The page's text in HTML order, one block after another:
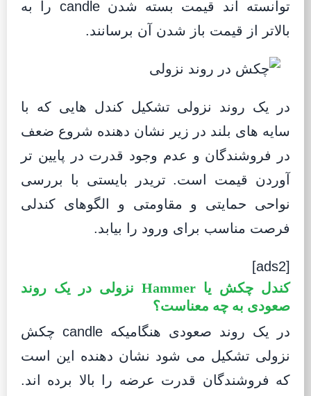
توانسته اند قیمت بسته شدن candle را به
بالاتر از قیمت باز شدن آن برسانند.
در یک روند نزولی تشکیل کندل هایی که با
سایه های بلند در زیر نشان دهنده شروع ضعف
در فروشندگان و عدم وجود قدرت در پایین تر
آوردن قیمت است. تریدر بایستی با بررسی
نواحی حمایتی و مقاومتی و الگوهای کندلی
فرصت مناسب برای ورود را بیابد.
[ads2]
کندل چکش یا Hammer نزولی در یک روند
صعودی به چه معناست؟
در یک روند صعودی هنگامیکه candle چکش
نزولی تشکیل می شود نشان دهنده این است
که فروشندگان قدرت عرضه را بالا برده اند.